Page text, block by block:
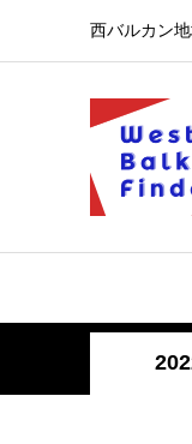
西バルカン